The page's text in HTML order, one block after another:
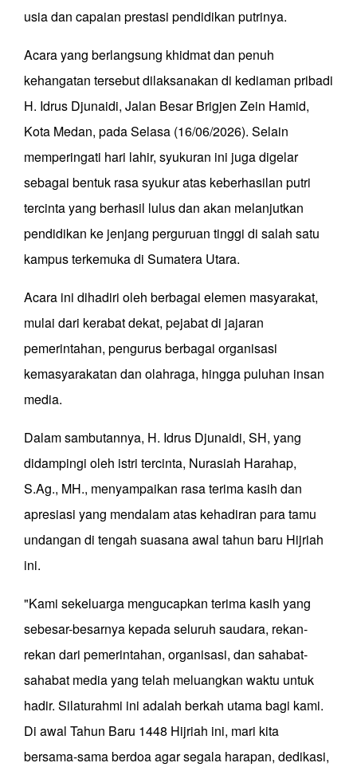
usia dan capaian prestasi pendidikan putrinya.
Acara yang berlangsung khidmat dan penuh
kehangatan tersebut dilaksanakan di kediaman pribadi
H. Idrus Djunaidi, Jalan Besar Brigjen Zein Hamid,
Kota Medan, pada Selasa (16/06/2026). Selain
memperingati hari lahir, syukuran ini juga digelar
sebagai bentuk rasa syukur atas keberhasilan putri
tercinta yang berhasil lulus dan akan melanjutkan
pendidikan ke jenjang perguruan tinggi di salah satu
kampus terkemuka di Sumatera Utara.
Acara ini dihadiri oleh berbagai elemen masyarakat,
mulai dari kerabat dekat, pejabat di jajaran
pemerintahan, pengurus berbagai organisasi
kemasyarakatan dan olahraga, hingga puluhan insan
media.
Dalam sambutannya, H. Idrus Djunaidi, SH, yang
didampingi oleh istri tercinta, Nurasiah Harahap,
S.Ag., MH., menyampaikan rasa terima kasih dan
apresiasi yang mendalam atas kehadiran para tamu
undangan di tengah suasana awal tahun baru Hijriah
ini.
"Kami sekeluarga mengucapkan terima kasih yang
sebesar-besarnya kepada seluruh saudara, rekan-
rekan dari pemerintahan, organisasi, dan sahabat-
sahabat media yang telah meluangkan waktu untuk
hadir. Silaturahmi ini adalah berkah utama bagi kami.
Di awal Tahun Baru 1448 Hijriah ini, mari kita
bersama-sama berdoa agar segala harapan, dedikasi,